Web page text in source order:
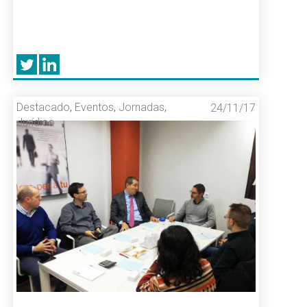
Destacado, Eventos, Jornadas,
Jurídico
24/11/17